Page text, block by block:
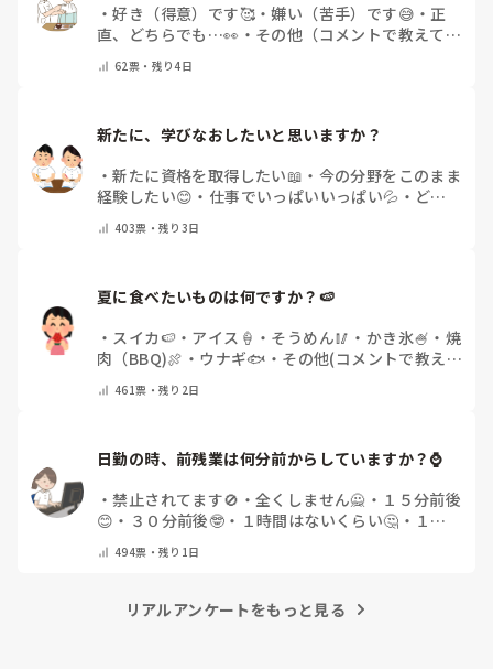
・好き（得意）です🥰・嫌い（苦手）です😅 ・ 正
直、どちらでも…👀 ・ その他（コメントで教えてく
62票・ 残り4日
新たに、学びなおしたいと思いますか？
・新たに資格を取得したい📖 ・ 今の分野をこのまま
経験したい😊 ・ 仕事でいっぱいいっぱい💦 ・ どん
教えてください）
403票・残り3日
夏に食べたいものは何ですか？🍉
・ スイカ🍉 ・ アイス🍦 ・ そうめん🥢 ・ かき氷🍧 ・ 焼
肉（BBQ)🍖 ・ ウナギ🐟 ・ その他(コメントで教え
461票・残り2日
日勤の時、前残業は何分前からしていますか？⌚
・禁止されてます🚫 ・ 全くしません🙅 ・ １５分前後
😊 ・ ３０分前後🤓 ・ １時間はないくらい🤔 ・ １時
494票・残り1日
リアルアンケートをもっと見る